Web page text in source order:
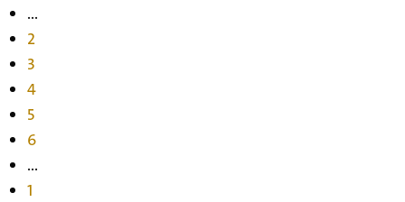
...
2
3
4
5
6
...
1